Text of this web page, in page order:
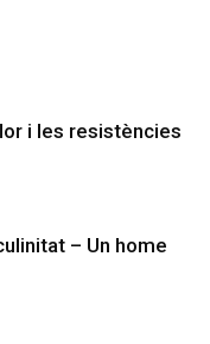
i les resistències
– Un home